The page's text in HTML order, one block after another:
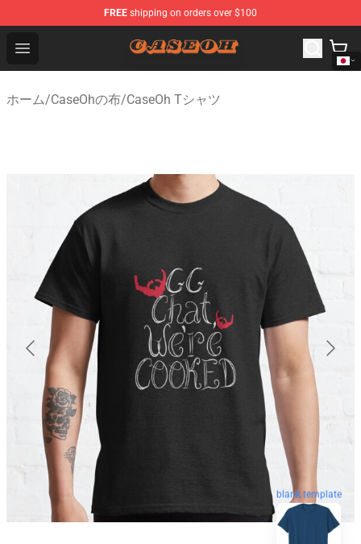
FREE shipping on orders over $100
Open menu
CaseOh Shop - Official CaseOh Merchandise Store
ホーム/CaseOhの布/CaseOh Tシャツ
blank template